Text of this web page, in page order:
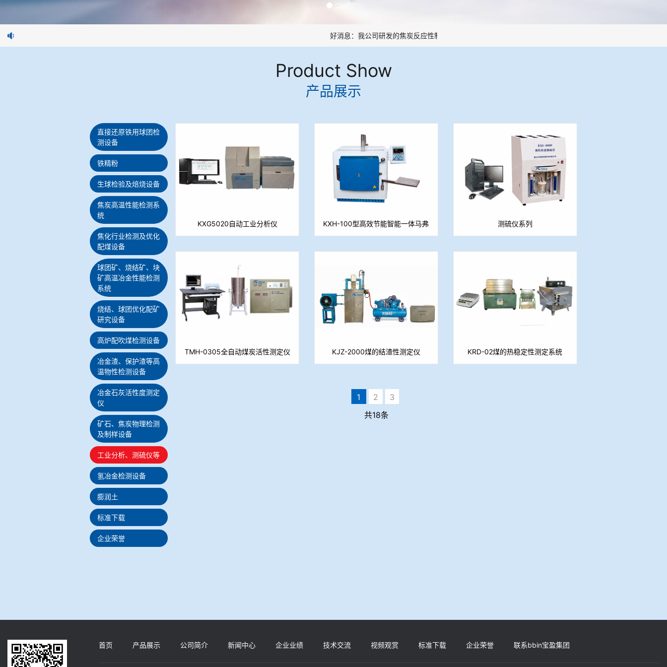
好消息：我公司研发的焦炭反应性制样系统，全部制样过程机械化操作，没有人为误差，焦球形状与人工制焦
Product Show
产品展示
直接还原铁用球团检
测设备
铁精粉
生球检验及焙烧设备
焦炭高温性能检测系
统
焦化行业检测及优化
配煤设备
球团矿、烧结矿、块
矿高温冶金性能检测
系统
烧结、球团优化配矿
研究设备
高炉配吹煤检测设备
冶金渣、保护渣等高
温物性检测设备
冶金石灰活性度测定
仪
矿石、焦炭物理检测
及制样设备
工业分析、测硫仪等
氢冶金检测设备
膨润土
标准下载
企业荣誉
KXG5020自动工业分析仪
KXH-100型高效节能智能一体马弗
炉
测硫仪系列
TMH-0305全自动煤炭活性测定仪
（粒焦反应性测定仪）
KJZ-2000煤的结渣性测定仪 KRD-02煤的热稳定性测定系统
1 2
3
共18条
首页 产品展示 公司简介 新闻中心 企业业绩 技术交流 视频观赏 标准下载 企业荣誉 联系bbin宝盈集团